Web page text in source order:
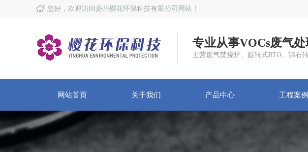
您好，欢迎访问扬州樱花环保科技有限公司网站！
专业从事VOCs废气
主营废气焚烧炉、旋转式RTO、沸石
网站首页 关于我们 产品中心 工程案例